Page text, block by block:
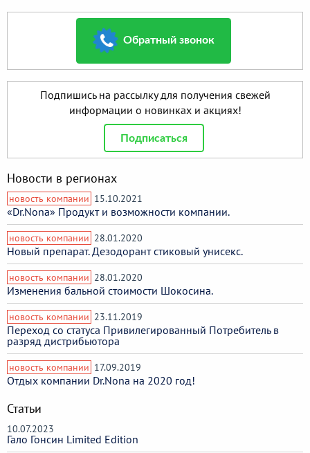
Обратный звонок
Подпишись на рассылку для получения свежей
информации о новинках и акциях!
Подписаться
Новости в регионах
новость компании 15.10.2021
«Dr.Nona» Продукт и возможности компании.
новость компании 28.01.2020
Новый препарат. Дезодорант стиковый унисекс.
новость компании 28.01.2020
Изменения бальной стоимости Шокосина.
новость компании 23.11.2019
Переход со статуса Привилегированный Потребитель в
разряд дистрибьютора
новость компании 17.09.2019
Отдых компании Dr.Nona на 2020 год!
Статьи
10.07.2023
Гало Гонсин Limited Edition